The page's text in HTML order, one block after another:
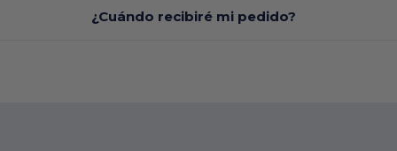
¿Cuándo recibiré mi pedido?